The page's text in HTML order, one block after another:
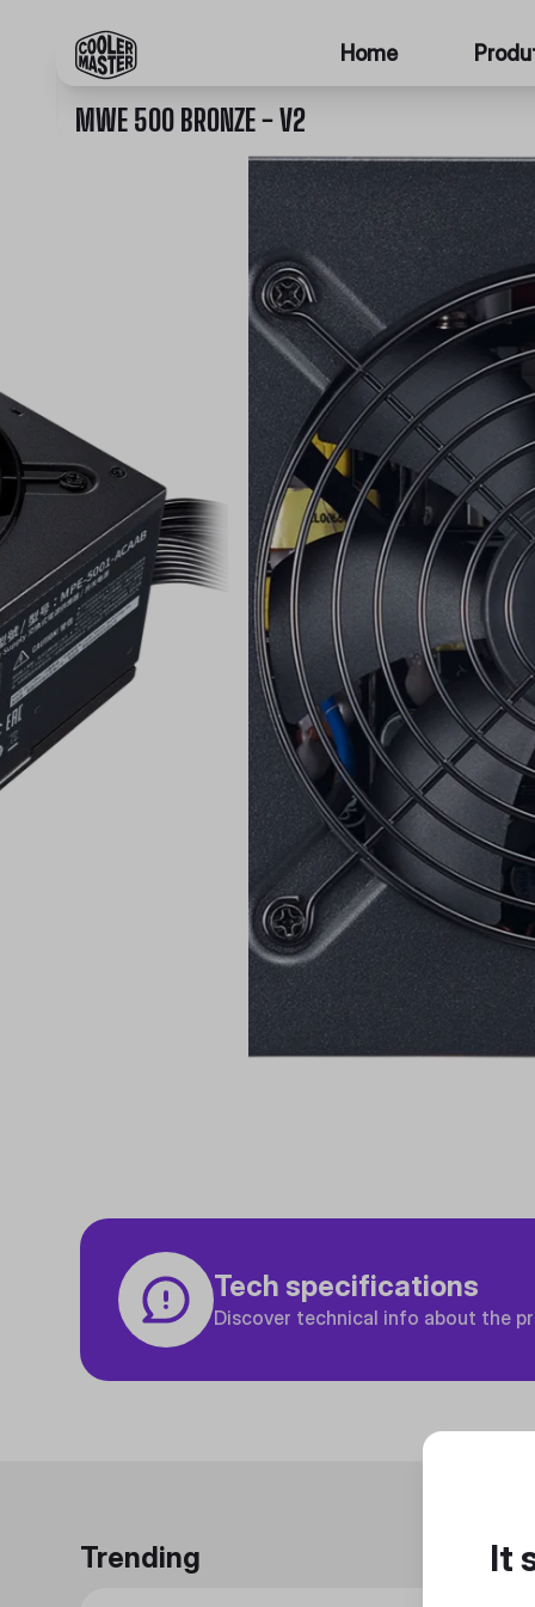
Home
MWE 500 BRONZE - V2
Tech specifications
Discover technical info about the
Trending It